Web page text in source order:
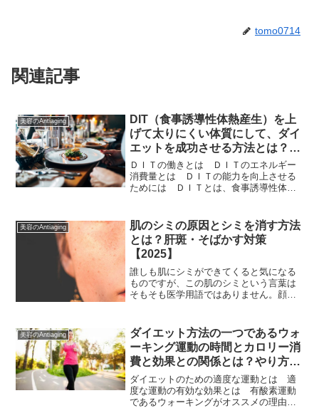
tomo0714
関連記事
美容のAntiaging
DIT（食事誘導性体熱産生）を上
げて太りにくい体質にして、ダイ
エットを成功させる方法とは？
【2025】
ＤＩＴの働きとは ＤＩＴのエネルギー
消費量とは ＤＩＴの能力を向上させる
ためには ＤＩＴとは、食事誘導性体熱
のは、食事で体内に吸収された栄養素が
分解されて体の熱となって消費されてい
るからですが、
美容のAntiaging
肌のシミの原因とシミを消す方法
とは？肝斑・そばかす対策
【2025】
誰しも肌にシミができてくると気になる
ものですが、この肌のシミという言葉は
そもそも医学用語ではありません。顔や
素定着とは、メラニン色素が一部に部分
に多く作られて肌の奥に蓄積した状態を
言うのですが、色素定着が起こる原因と
しては、肌のかぶれやこすりすぎ、ホ
美容のAntiaging
ダイエット方法の一つであるウォ
ーキング運動の時間とカロリー消
費と効果との関係とは？やり方と
歩き方【2025】
ダイエットのための適度な運動とは 適
度な運動の有効な効果とは 有酸素運動
であるウォーキングがオススメの理由と